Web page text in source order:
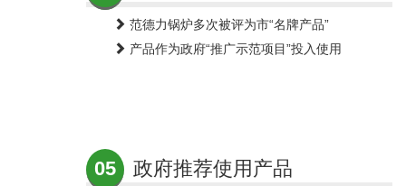
范德力锅炉多次被评为市“名牌产品”
产品作为政府“推广示范项目”投入使用
05 政府推荐使用产品